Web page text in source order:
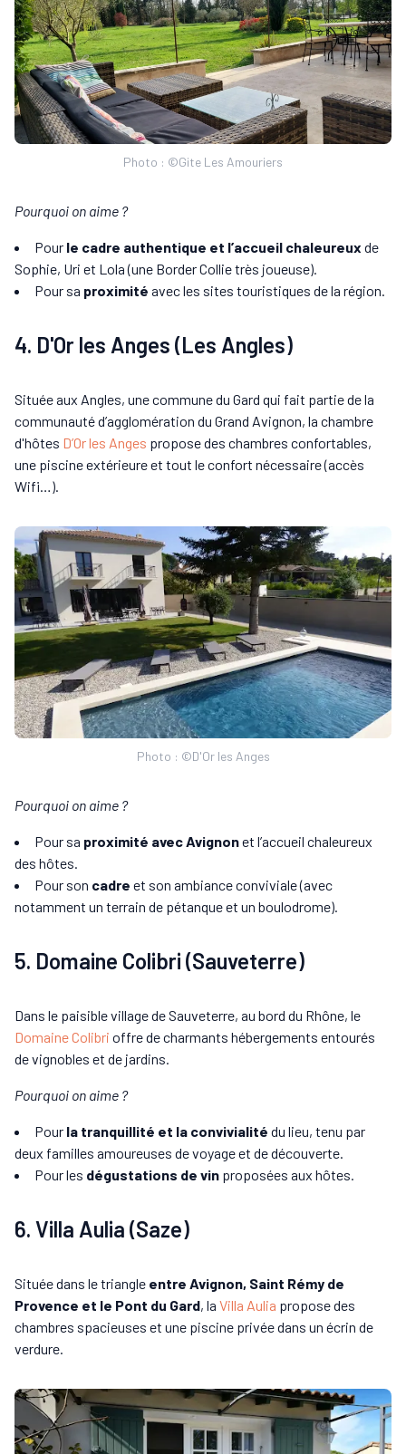
Photo : ©Gite Les Amouriers
Pourquoi on aime ?
Pour le cadre authentique et l’accueil chaleureux de
Sophie, Uri et Lola (une Border Collie très joueuse).
Pour sa proximité avec les sites touristiques de la région.
4. D'Or les Anges (Les Angles)
Située aux Angles, une commune du Gard qui fait partie de la
communauté d’agglomération du Grand Avignon, la chambre
d'hôtes D’Or les Anges propose des chambres confortables,
une piscine extérieure et tout le confort nécessaire (accès
Wifi…).
Photo : ©D'Or les Anges
Pourquoi on aime ?
Pour sa proximité avec Avignonet l’accueil chaleureux
des hôtes.
Pour son cadre et son ambiance conviviale (avec
notamment un terrain de pétanque et un boulodrome).
5. Domaine Colibri (Sauveterre)
Dans le paisible village de Sauveterre, au bord du Rhône, le
Domaine Colibri offre de charmants hébergements entourés
de vignobles et de jardins.
Pourquoi on aime ?
Pour la tranquillité et la convivialité du lieu, tenu par
deux familles amoureuses de voyage et de découverte.
Pour les dégustations de vin proposées aux hôtes.
6. Villa Aulia (Saze)
Située dans le triangle entre Avignon, Saint Rémy de
Provence et le Pont du Gard, la Villa Aulia propose des
chambres spacieuses et une piscine privée dans un écrin de
verdure.